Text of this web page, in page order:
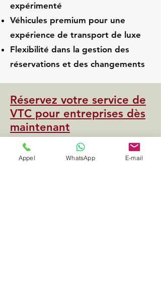
expérimenté
Véhicules premium pour une
expérience de transport de luxe
Flexibilité dans la gestion des
réservations et des changements
Réservez votre service de
VTC pour entreprises dès
maintenant
Appel WhatsApp E-mail